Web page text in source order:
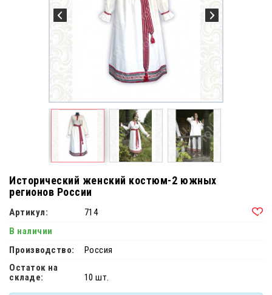
Исторический женский костюм-2 южных
регионов России
Артикул:
714
В наличии
Производство:
Россия
Остаток на
складе:
10 шт.